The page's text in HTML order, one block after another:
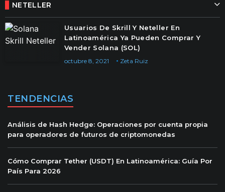
NETELLER
Usuarios De Skrill Y Neteller En
Latinoamérica Ya Pueden Comprar Y
Vender Solana (SOL)
Zeta Ruiz
octubre 8, 2021
TENDENCIAS
Análisis de Hash Hedge: Operaciones por cuenta propia
para operadores de futuros de criptomonedas
Cómo Comprar Tether (USDT) En Latinoamérica: Guía Por
País Para 2026